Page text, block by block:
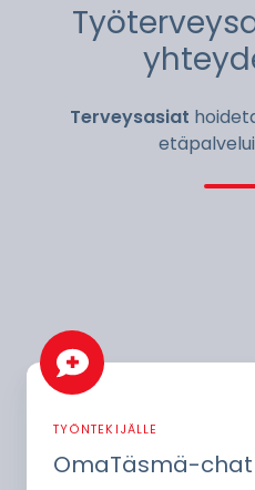
Terveysasiat
OmaTäsmä-
chat
TYÖNTEKIJÄLLE
OmaTäsmä-chat